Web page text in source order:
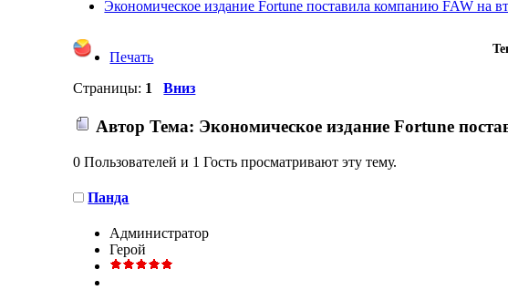
Экономическое издание Fortune поставила компанию FAW на
Печать
Страницы: 1 Вниз
Автор Тема: Экономическое издание Fortune
0 Пользователей и 1 Гость просматривают эту тему.
Панда
Администратор
Герой